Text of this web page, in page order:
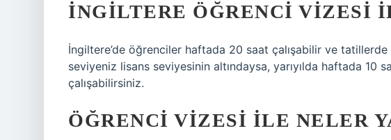
İNGILTERE ÖĞRENCI VIZESI
İngiltere’de öğrenciler haftada 20 saat çalışabilir ve tatillerde
seviyeniz lisans seviyesinin altındaysa, yarıyılda haftada 10
çalışabilirsiniz.
ÖĞRENCI VIZESI ILE NELER